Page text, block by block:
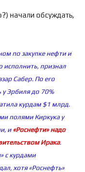
начали обсуждать,
по закупке нефти и
исполнить, признал
Сабер. По его
у Эрбиля до 70%
курдам $1 млрд.
полями Киркука у
и«Роснефти» надо
Ирака.
с курдами
хотя «Роснефть»